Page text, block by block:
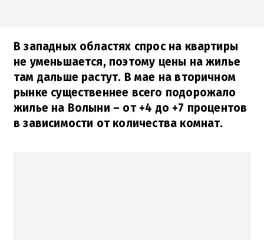
В западных областях спрос на квартиры
не уменьшается, поэтому цены на жилье
там дальше растут. В мае на вторичном
рынке существеннее всего подорожало
жилье на Волыни – от +4 до +7 процентов
в зависимости от количества комнат.